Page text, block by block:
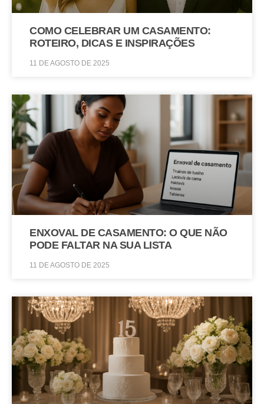
COMO CELEBRAR UM CASAMENTO:
ROTEIRO, DICAS E INSPIRAÇÕES
11 DE AGOSTO DE 2025
ENXOVAL DE CASAMENTO: O QUE NÃO
PODE FALTAR NA SUA LISTA
11 DE AGOSTO DE 2025